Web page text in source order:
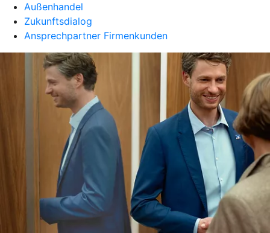
Außenhandel
Zukunftsdialog
Ansprechpartner Firmenkunden